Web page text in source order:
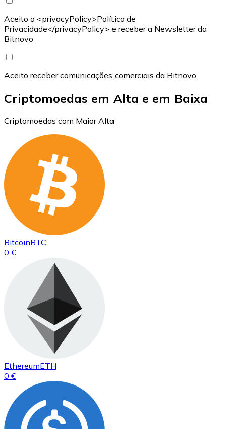
Aceito a <privacyPolicy>Política de
Privacidade</privacyPolicy> e receber a Newsletter da
Bitnovo
Aceito receber comunicações comerciais da Bitnovo
Criptomoedas em Alta e em Baixa
Criptomoedas com Maior Alta
BitcoinBTC
0 €
EthereumETH
0 €